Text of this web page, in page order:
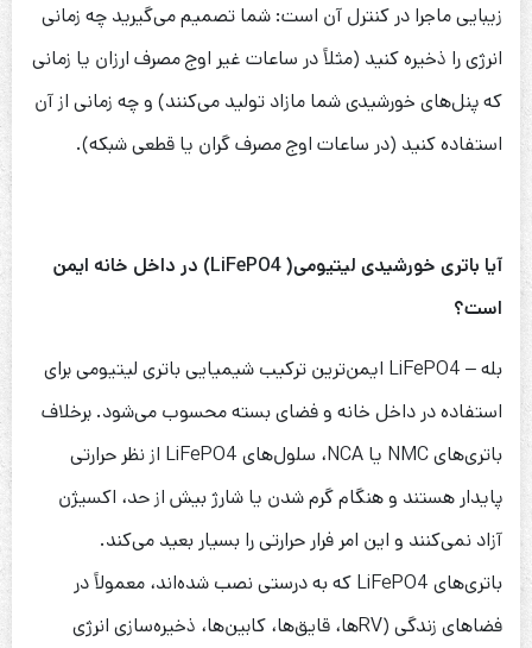
زیبایی ماجرا در کنترل آن است: شما تصمیم می‌گیرید چه زمانی
انرژی را ذخیره کنید (مثلاً در ساعات غیر اوج مصرف ارزان یا زمانی
که پنل‌های خورشیدی شما مازاد تولید می‌کنند) و چه زمانی از آن
استفاده کنید (در ساعات اوج مصرف گران یا قطعی شبکه).
آیا باتری خورشیدی لیتیومی(LiFePO4) در داخل خانه ایمن
است؟
بله – LiFePO4 ایمن‌ترین ترکیب شیمیایی باتری لیتیومی برای
استفاده در داخل خانه و فضای بسته محسوب می‌شود. برخلاف
باتری‌های NMC یا NCA، سلول‌های LiFePO4 از نظر حرارتی
پایدار هستند و هنگام گرم شدن یا شارژ بیش از حد، اکسیژن
آزاد نمی‌کنند و این امر فرار حرارتی را بسیار بعید می‌کند.
باتری‌های LiFePO4 که به درستی نصب شده‌اند، معمولاً در
فضاهای زندگی (RVها، قایق‌ها، کابین‌ها، ذخیره‌سازی انرژی